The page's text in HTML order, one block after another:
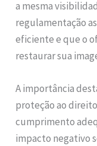
a mesma
regulamentação
eficiente e que o
restaurar sua
A importância
proteção ao
cumprimento
impacto negativo